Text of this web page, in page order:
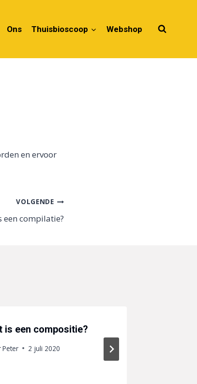
Ons Thuisbioscoop Webshop
en ervoor
VOLGENDE
een compilatie?
is een compositie?
Peter 2 juli 2020